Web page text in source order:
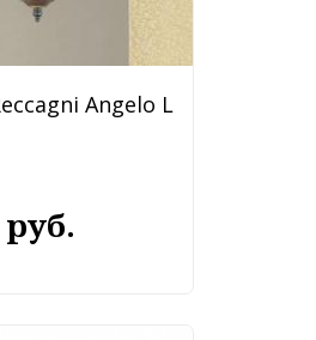
Angelo L
руб.